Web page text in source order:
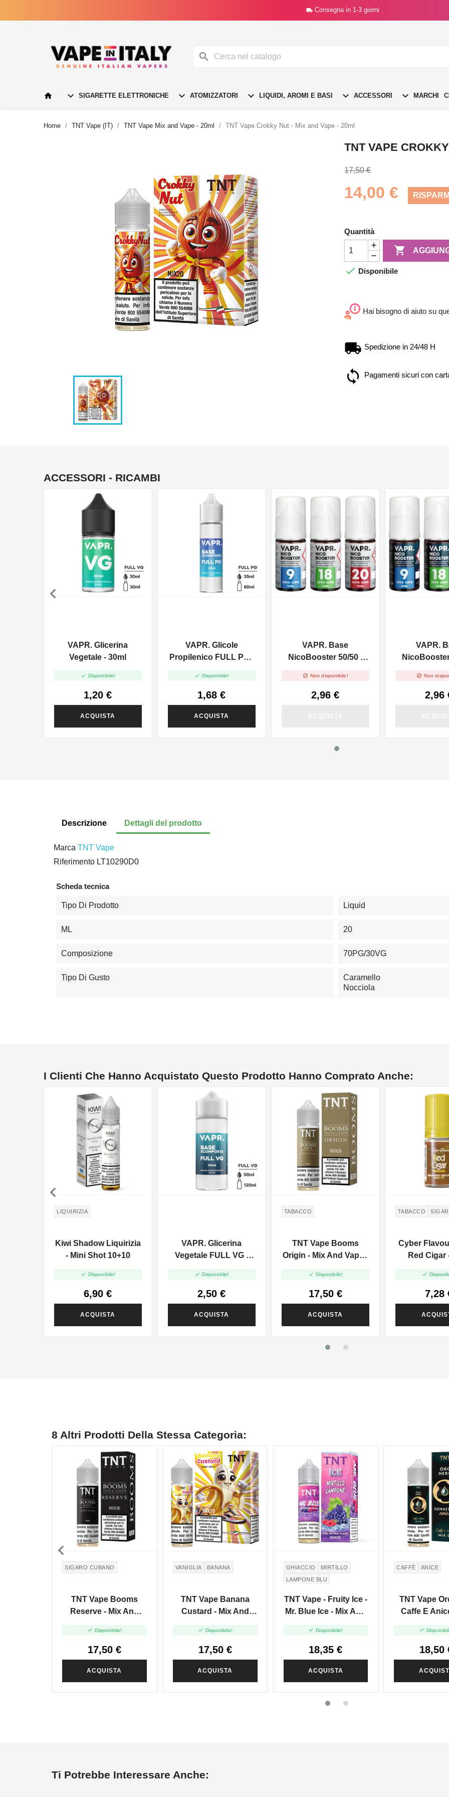
 Consegna in 1-3 giorni

  SIGARETTE ELETTRONICHE  ATOMIZZATORI  LIQUIDI, AROMI E BASI  ACCESSORI  MARCHI
Home TNT Vape (IT) TNT Vape Mix and Vape - 20ml TNT Vape Crokky Nut - Mix and Vape - 20ml
TNT VAPE
17,50 €
14,00 €
Quantità

 Disponibile
Hai bisogno di aiuto su
Spedizione in 24/48 H
Pagamenti sicuri con
ACCESSORI - RICAMBI
VAPR. Glicerina
Vegetale - 30ml
 Disponibile!
1,20 €
ACQUISTA
VAPR. Glicole
Propilenico FULL PG -
 Disponibile!
1,68 €
ACQUISTA
VAPR. Base
NicoBooster 50/50 -
 Non disponibile!
2,96 €
VAPR.
 Non
2,96

Descrizione Dettagli del prodotto
Marca TNT Vape
Riferimento LT10290D0
Scheda tecnica
Tipo Di Prodotto Liquid
ML 20
Composizione 70PG/30VG
Tipo Di Gusto
Caramello
Nocciola
I Clienti Che Hanno Acquistato Questo Prodotto Hanno Comprato Anche:
LIQUIRIZIA
Kiwi Shadow Liquirizia
- Mini Shot 10+10
 Disponibile!
6,90 €
ACQUISTA
VAPR. Glicerina
Vegetale FULL VG -
 Disponibile!
2,50 €
ACQUISTA
TABACCO
TNT Vape Booms
Origin - Mix And Vape -
 Disponibile!
17,50 €
ACQUISTA
TABACCO
Cyber
Red Cigar

7,28

8 Altri Prodotti Della Stessa Categoria:
SIGARO CUBANO
TNT Vape Booms
Reserve - Mix And
 Disponibile!
17,50 €
ACQUISTA
VANIGLIA BANANA
TNT Vape Banana
Custard - Mix And
 Disponibile!
17,50 €
ACQUISTA
GHIACCIO
MIRTILLO
LAMPONE BLU
TNT Vape - Fruity Ice -
Mr. Blue Ice - Mix And
 Disponibile!
18,35 €
ACQUISTA
CAFFÈ ANICE
TNT Vape
Caffe E

18,50

Ti Potrebbe Interessare Anche: